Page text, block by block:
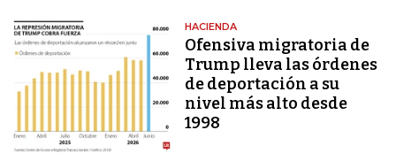
HACIENDA
Ofensiva migratoria de
Trump lleva las órdenes
de deportación a su
nivel más alto desde
1998